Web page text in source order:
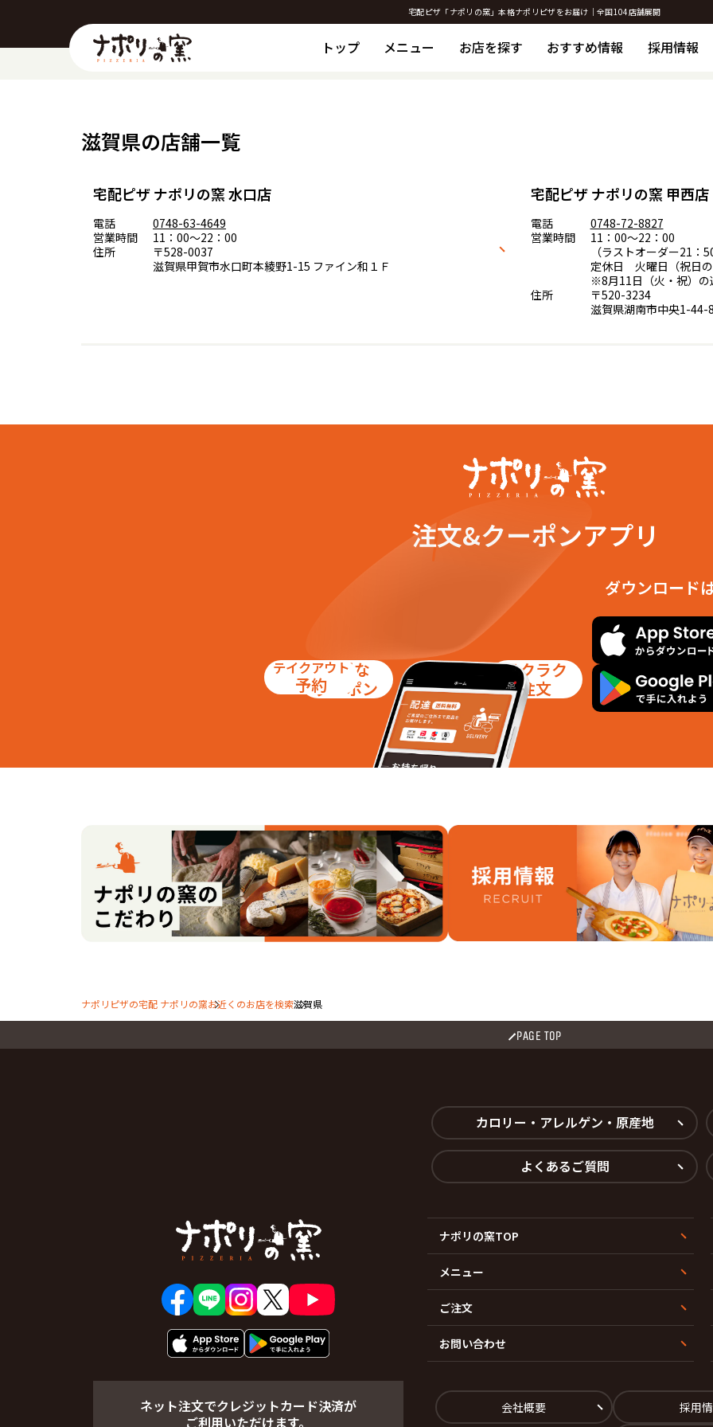
宅配ピザ「ナポリの窯」本格ナポリピザをお届け｜全国104店舗展開
トップ メニュー お店を探す おすすめ情報 採用情報
滋賀県の店舗一覧
宅配ピザ ナポリの窯 水口店
電話
0748-63-4649
営業時間
11：00～22：00
住所
〒528-0037
滋賀県甲賀市水口町本綾野1-15 ファイン和１Ｆ
宅配ピザ ナポリの窯 甲西店
電話
0748-72-8827
営業時間
11：00～22：00
（ラストオーダー21：
定休日 火曜日（祝日
※8月11日（火・祝）の
住所
〒520-3234
滋賀県湖南市中央1-44-
注文&クーポンアプリ
お得な
クーポン
テイクアウト
予約
ラクラク
注文
ダウンロード
ナポリピザの宅配 ナポリの窯お近くのお店を検索滋賀県
PAGE TOP
ネット注文でクレジットカード決済が
ご利用いただけます。
カロリー・アレルゲン・原産地
よくあるご質問
ナポリの窯TOP
メニュー
ご注文
お問い合わせ
会社概要 採用